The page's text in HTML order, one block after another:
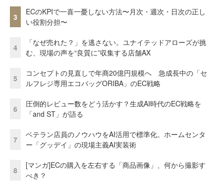
3
ECのKPIで一喜一憂しない方法〜月次・週次・日次の正し
い役割分担〜
4
「なぜ売れた？」を逃さない。ユナイテッドアローズが挑
む、現場の声を“良質に”収集する店舗AX
5
コンセプトの見直しで年商20億円規模へ 急成長中の「セ
ルフレジ専用エコバッグORIBA」のEC戦略
6
圧倒的レビュー数をどう活かす？生成AI時代のEC戦略を
「and ST」が語る
7
ベテラン店員のノウハウをAI活用で標準化。ホームセンタ
ー「グッデイ」の現場主義AI実装術
8
[マンガ]ECの購入を左右する「商品画像」、何から撮影す
べき？